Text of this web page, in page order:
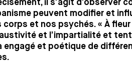
il s’agit d’observer
peuvent modifier et
et nos psychés. « À fleur
et l’impartialité et
engagé et poétique de